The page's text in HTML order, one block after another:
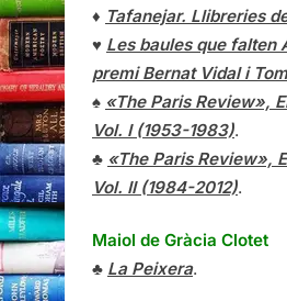
♦ Tafanejar. Llibreries
♥ Les baules que falten
premi Bernat Vidal i
♠ «The Paris Review»,
Vol. I (1953-1983).
♣ «The Paris Review»,
Vol. II (1984-2012).
Maiol de Gràcia Clotet
♣ La Peixera.